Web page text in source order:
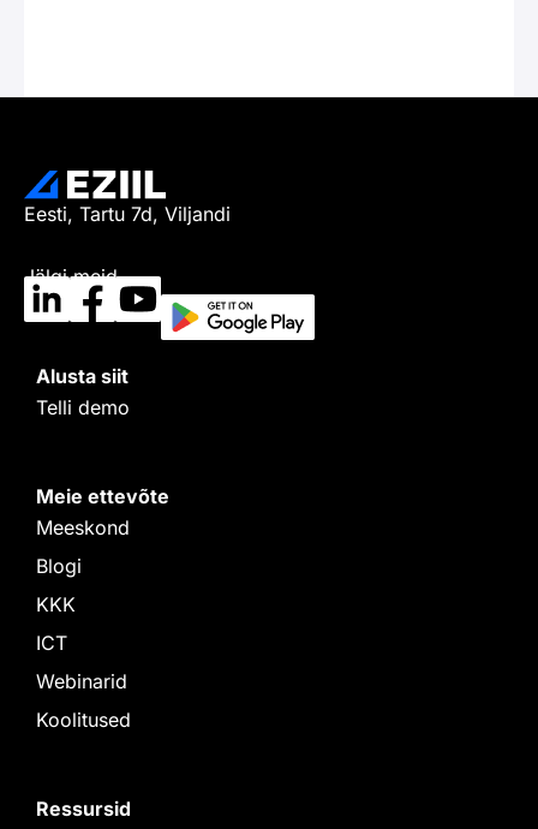
Eesti, Tartu 7d, Viljandi
Jälgi meid
Alusta siit
Telli demo
Meie ettevõte
Meeskond
Blogi
KKK
ICT
Webinarid
Koolitused
Ressursid